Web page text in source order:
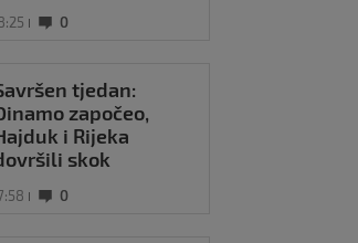
na život bez njega
0
tjedan:
započeo,
i Rijeka
skok
0